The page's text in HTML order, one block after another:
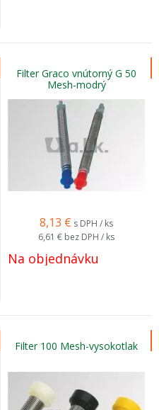
Filter Graco vnútorný G 50
Mesh-modrý
8,13 € s DPH / ks
6,61 € bez DPH / ks
Na objednávku
Filter 100 Mesh-vysokotlak